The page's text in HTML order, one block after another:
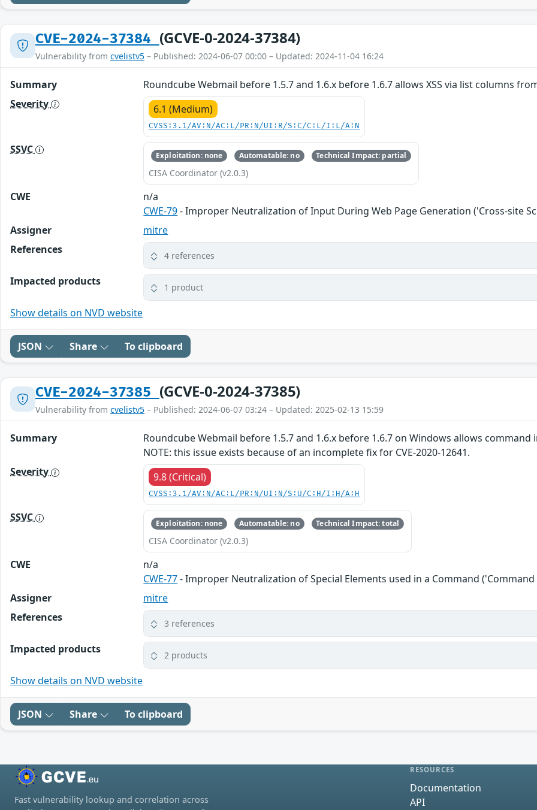
CVE-2024-37384 (GCVE-0-2024-37384)
Vulnerability from cvelistv5 – Published: 2024-06-07 00:00 – Updated: 2024-11-04 16:24
Summary
Roundcube Webmail before 1.5.7 and 1.6.x before 1.6.7 allows XSS via list columns
Severity
6.1 (Medium)
CVSS:3.1/AV:N/AC:L/PR:N/UI:R/S:C/C:L/I:L/A:N
SSVC Exploitation: none Automatable: no Technical Impact: partial
CISA Coordinator (v2.0.3)
CWE
n/a
CWE-79- Improper Neutralization of Input During Web Page Generation ('Cross-site
Assigner
mitre
References
4 references
Impacted products 1 product
Show details on NVD website
JSON Share To clipboard
CVE-2024-37385 (GCVE-0-2024-37385)
Vulnerability from cvelistv5 – Published: 2024-06-07 03:24 – Updated: 2025-02-13 15:59
Summary
Roundcube Webmail before 1.5.7 and 1.6.x before 1.6.7 on Windows allows
NOTE: this issue exists because of an incomplete fix for CVE-2020-12641.
Severity
9.8 (Critical)
CVSS:3.1/AV:N/AC:L/PR:N/UI:N/S:U/C:H/I:H/A:H
SSVC Exploitation: none Automatable: no Technical Impact: total
CISA Coordinator (v2.0.3)
CWE
n/a
CWE-77- Improper Neutralization of Special Elements used in a Command
Assigner
mitre
References
3 references
Impacted products 2 products
Show details on NVD website
JSON Share To clipboard
Fast vulnerability lookup and correlation across
RESOURCES
Documentation
API